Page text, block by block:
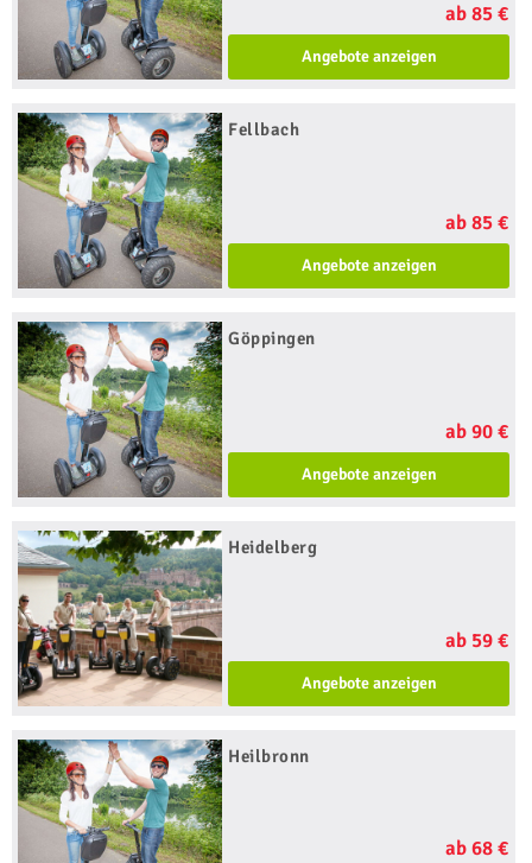
ab 85 €
Angebote anzeigen
Fellbach
ab 85 €
Angebote anzeigen
Göppingen
ab 90 €
Angebote anzeigen
Heidelberg
ab 59 €
Angebote anzeigen
Heilbronn
ab 68 €